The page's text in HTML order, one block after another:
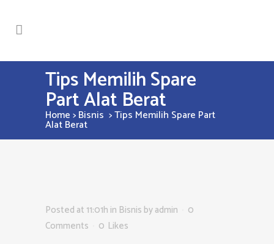
Tips Memilih Spare
Part Alat Berat
Home>Bisnis >Tips Memilih Spare Part
Alat Berat
Posted at 11:01h in Bisnis byadmin
0
Comments
0 Likes